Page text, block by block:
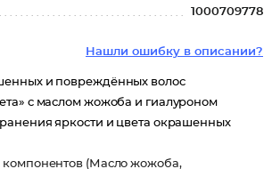
1000709778
Нашли ошибку в описании?
и повреждённых волос
с маслом жожоба и гиалуроном
яркости и цвета окрашенных
компонентов (Масло жожоба,